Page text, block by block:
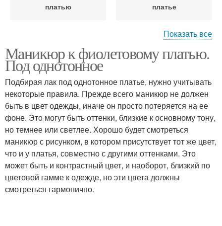
платью
платье
Вечерний платье Платье на работу
Платье с серебром Фиолетовый маникюр
Показать все
Маникюр к фиолетовому платью.
Под однотонное
Подбирая лак под однотонное платье, нужно учитывать
некоторые правила. Прежде всего маникюр не должен
быть в цвет одежды, иначе он просто потеряется на ее
фоне. Это могут быть оттенки, близкие к основному тону,
но темнее или светлее. Хорошо будет смотреться
маникюр с рисунком, в котором присутствует тот же цвет,
что и у платья, совместно с другими оттенками. Это
может быть и контрастный цвет, и наоборот, близкий по
цветовой гамме к одежде, но эти цвета должны
смотреться гармонично.